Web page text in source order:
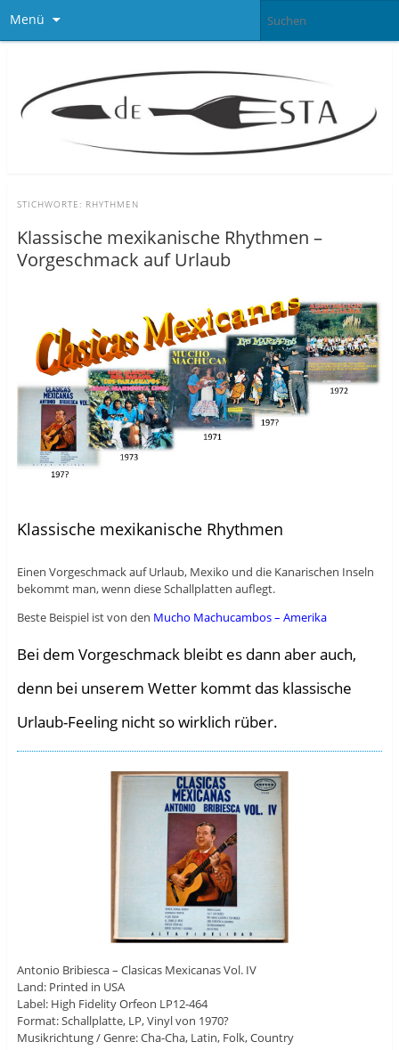
Menü
STICHWORTE: RHYTHMEN
Klassische mexikanische Rhythmen –
Vorgeschmack auf Urlaub
Klassische mexikanische Rhythmen
Einen Vorgeschmack auf Urlaub, Mexiko und die Kanarischen Inseln
bekommt man, wenn diese Schallplatten auflegt.
Beste Beispiel ist von den Mucho Machucambos – Amerika
Bei dem Vorgeschmack bleibt es dann aber auch,
denn bei unserem Wetter kommt das klassische
Urlaub-Feeling nicht so wirklich rüber.
Antonio Bribiesca ‎– Clasicas Mexicanas Vol. IV
Land: Printed in USA
Label: High Fidelity Orfeon LP12-464
Format: Schallplatte, LP, Vinyl von 1970?
Musikrichtung / Genre: Cha-Cha, Latin, Folk, Country